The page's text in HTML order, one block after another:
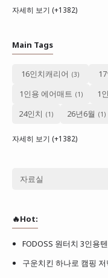
자세히 보기 (+1382)
Main Tags
16인치캐리어
1인용 에어매트
1
24인치
26년6월
자세히 보기 (+1382)
🔥Hot:
FODOSS 원터치 3인용
구운치킨 하나로 캠핑